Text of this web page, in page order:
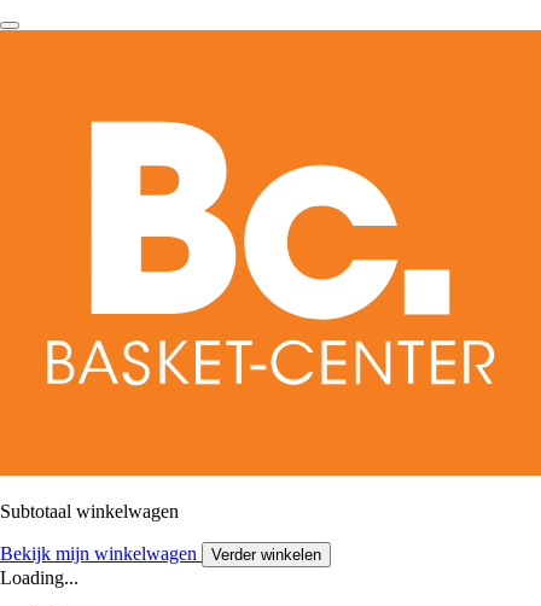
Subtotaal winkelwagen
Bekijk mijn winkelwagen Verder winkelen
Loading...